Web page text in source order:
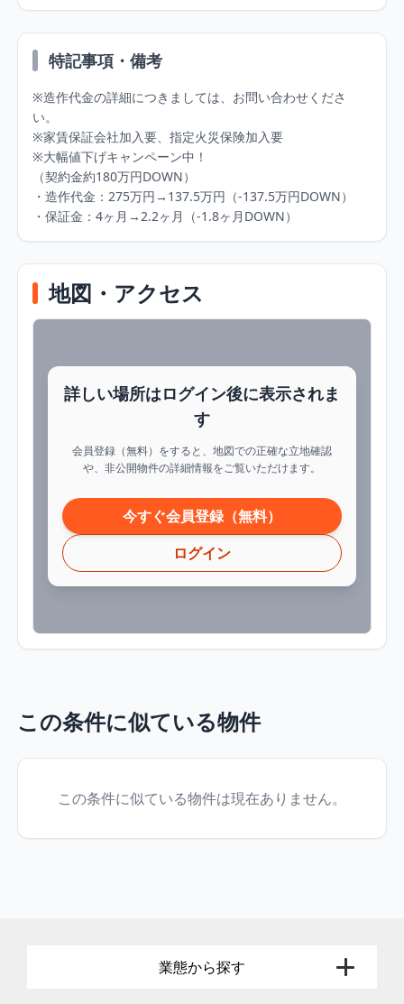
特記事項・備考
※造作代金の詳細につきましては、お問い合わせくださ
い。
※家賃保証会社加入要、指定火災保険加入要
※大幅値下げキャンペーン中！
（契約金約180万円DOWN）
・造作代金：275万円→137.5万円（-137.5万円DOWN）
・保証金：4ヶ月→2.2ヶ月（-1.8ヶ月DOWN）
地図・アクセス
詳しい場所はログイン後に表示されま
す
会員登録（無料）をすると、地図での正確な立地確認
や、非公開物件の詳細情報をご覧いただけます。
今すぐ会員登録（無料）
ログイン
この条件に似ている物件
この条件に似ている物件は現在ありません。
業態から探す